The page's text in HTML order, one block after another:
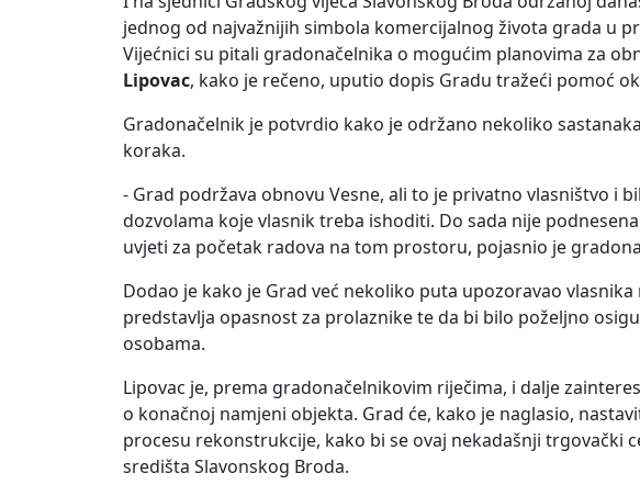
jednog od najvažnijih simbola komercijalnog života grada u
Vijećnici su pitali gradonačelnika o mogućim planovima za
Lipovac, kako je rečeno, uputio dopis Gradu tražeći pomoć
Gradonačelnik je potvrdio kako je održano nekoliko
koraka.
- Grad podržava obnovu Vesne, ali to je privatno vlasništvo i
dozvolama koje vlasnik treba ishoditi. Do sada nije
uvjeti za početak radova na tom prostoru, pojasnio je
Dodao je kako je Grad već nekoliko puta upozoravao
predstavlja opasnost za prolaznike te da bi bilo poželjno
osobama.
Lipovac je, prema gradonačelnikovim riječima, i dalje
o konačnoj namjeni objekta. Grad će, kako je naglasio,
procesu rekonstrukcije, kako bi se ovaj nekadašnji
središta Slavonskog Broda.